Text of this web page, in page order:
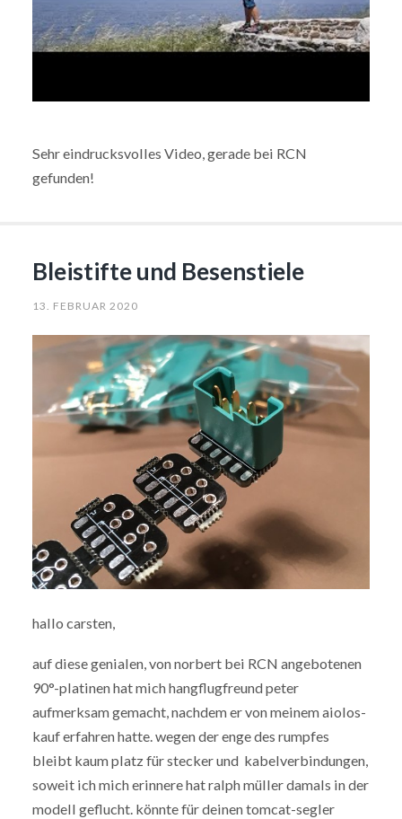
Sehr eindrucksvolles Video, gerade bei RCN
gefunden!
Bleistifte und Besenstiele
13. FEBRUAR 2020
hallo carsten,
auf diese genialen, von norbert bei RCN angebotenen
90°-platinen hat mich hangflugfreund peter
aufmerksam gemacht, nachdem er von meinem aiolos-
kauf erfahren hatte. wegen der enge des rumpfes
bleibt kaum platz für stecker und kabelverbindungen,
soweit ich mich erinnere hat ralph müller damals in der
modell geflucht. könnte für deinen tomcat-segler